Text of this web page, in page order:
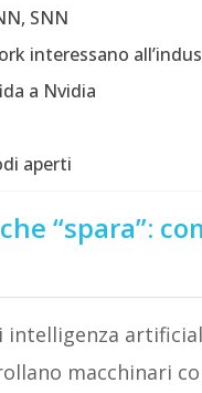
SNN
interessano
a Nvidia
aperti
“spara”:
intelligenza
macchinari